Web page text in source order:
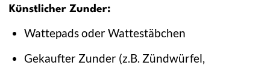
Künstlicher Zunder:
Wattepads oder Wattestäbchen
Gekaufter Zunder (z.B. Zündwürfel,